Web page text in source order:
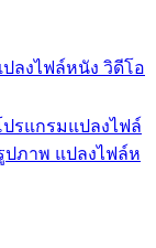
แปลงไฟล์หนัง วิดีโอ
ปรแกรมแปลงไฟล์
ปภาพ แปลงไฟล์ห